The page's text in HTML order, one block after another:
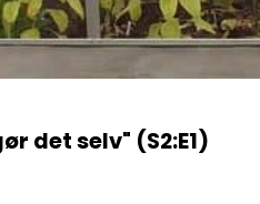
det selv" (S2:E1)